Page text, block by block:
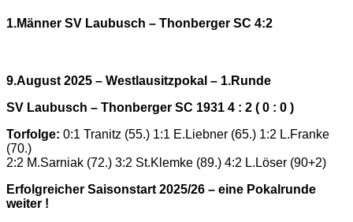
1.Männer SV Laubusch – Thonberger SC 4:2
9.August 2025 – Westlausitzpokal – 1.Runde
SV Laubusch – Thonberger SC 1931 4 : 2 ( 0 : 0 )
Torfolge: 0:1 Tranitz (55.) 1:1 E.Liebner (65.) 1:2 L.Franke
(70.)
2:2 M.Sarniak (72.) 3:2 St.Klemke (89.) 4:2 L.Löser (90+2)
Erfolgreicher Saisonstart 2025/26 – eine Pokalrunde
weiter !